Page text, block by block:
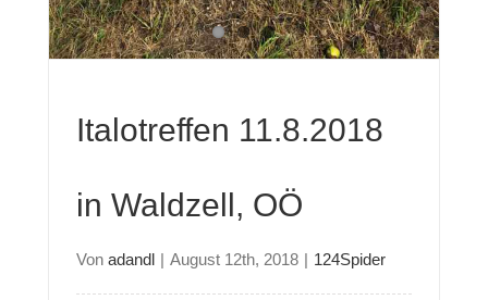
Italotreffen 11.8.2018
in Waldzell, OÖ
Von adandl | August 12th, 2018 | 124Spider